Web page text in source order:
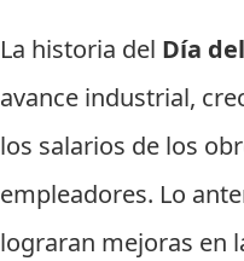
La historia del Día
avance industrial,
los salarios de los
empleadores. Lo
lograran mejoras en